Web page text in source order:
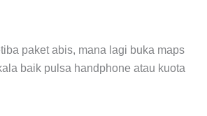
paket abis, mana lagi buka maps
baik pulsa handphone atau kuota